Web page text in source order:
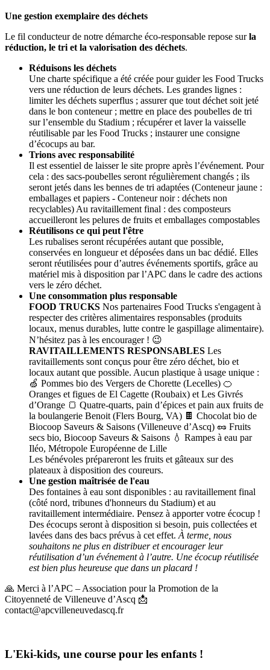
Une gestion exemplaire des déchets
Le fil conducteur de notre démarche éco-responsable repose surla
réduction, le tri et la valorisation des déchets.
Réduisons les déchets
Une charte spécifique a été créée pour guider les Food Trucks
vers une réduction de leurs déchets. Les grandes lignes :
limiter les déchets superflus ; assurer que tout déchet soit jeté
dans le bon conteneur ; mettre en place des poubelles de tri
sur l’ensemble du Stadium ; récupérer et laver la vaisselle
réutilisable par les Food Trucks ; instaurer une consigne
d’écocups au bar.
Trions avec responsabilité
Il est essentiel de laisser le site propre après l’événement. Pour
cela : des sacs-poubelles seront régulièrement changés ; ils
seront jetés dans les bennes de tri adaptées (Conteneur jaune :
emballages et papiers - Conteneur noir : déchets non
recyclables) Au ravitaillement final : des composteurs
accueilleront les pelures de fruits et emballages compostables
Réutilisons ce qui peut l'être
Les rubalises seront récupérées autant que possible,
conservées en longueur et déposées dans un bac dédié. Elles
seront réutilisées pour d’autres événements sportifs, grâce au
matériel mis à disposition par l’APC dans le cadre des actions
vers le zéro déchet.
Une consommation plus responsable
FOOD TRUCKS Nos partenaires Food Trucks s'engagent à
respecter des critères alimentaires responsables (produits
locaux, menus durables, lutte contre le gaspillage alimentaire).
N’hésitez pas à les encourager ! 😉
RAVITAILLEMENTS RESPONSABLES Les
ravitaillements sont conçus pour être zéro déchet, bio et
locaux autant que possible. Aucun plastique à usage unique :
🍏 Pommes bio des Vergers de Chorette (Lecelles) 🍊
Oranges et figues de El Cagette (Roubaix) et Les Givrés
d’Orange 🍞 Quatre-quarts, pain d’épices et pain aux fruits de
la boulangerie Benoit (Flers Bourg, VA) 🍫 Chocolat bio de
Biocoop Saveurs & Saisons (Villeneuve d’Ascq) 🥜 Fruits
secs bio, Biocoop Saveurs & Saisons 💧 Rampes à eau par
Iléo, Métropole Européenne de Lille
Les bénévoles prépareront les fruits et gâteaux sur des
plateaux à disposition des coureurs.
Une gestion maîtrisée de l'eau
Des fontaines à eau sont disponibles : au ravitaillement final
(côté nord, tribunes d'honneurs du Stadium) et au
ravitaillement intermédiaire. Pensez à apporter votre écocup !
Des écocups seront à disposition si besoin, puis collectées et
lavées dans des bacs prévus à cet effet. À terme, nous
souhaitons ne plus en distribuer et encourager leur
réutilisation d’un événement à l’autre. Une écocup réutilisée
est bien plus heureuse que dans un placard !
🙏 Merci à l’APC – Association pour la Promotion de la
Citoyenneté de Villeneuve d’Ascq 📩
contact@apcvilleneuvedascq.fr
L'Eki-kids, une course pour les enfants !